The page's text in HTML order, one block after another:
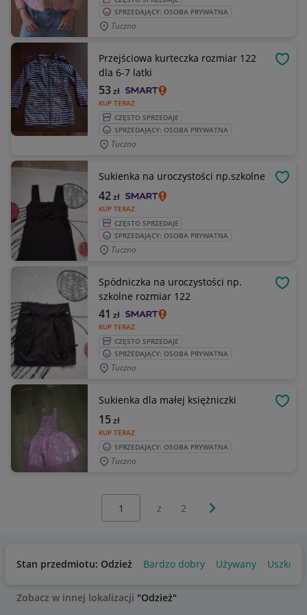
SPRZEDAJĄCY: OSOBA PRYWATNA
Tuczno
Przejściowa kurteczka rozmiar 122
dla 6-7 latki
KUP TERAZ
53zł
CZĘSTO SPRZEDAJE
SPRZEDAJĄCY: OSOBA PRYWATNA
Tuczno
Sukienka na uroczystości np.szkolne
KUP TERAZ
42zł
CZĘSTO SPRZEDAJE
SPRZEDAJĄCY: OSOBA PRYWATNA
Tuczno
Spódniczka na uroczystości np.
szkolne rozmiar 122
KUP TERAZ
41 zł
CZĘSTO SPRZEDAJE
SPRZEDAJĄCY: OSOBA PRYWATNA
Tuczno
Sukienka dla małej księżniczki
KUP TERAZ
15zł
SPRZEDAJĄCY: OSOBA PRYWATNA
Tuczno
z 2 Następna strona
Stan przedmiotu: Odzież Bardzo dobry Używany
Zobacz w innej lokalizacji "Odzież"